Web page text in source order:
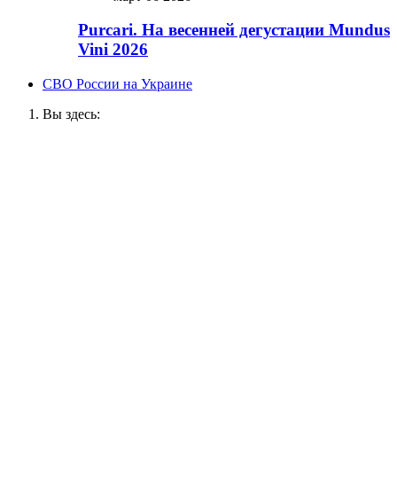
Purcari. На весенней дегустации Mundus
Vini 2026
СВО России на Украине
Вы здесь: